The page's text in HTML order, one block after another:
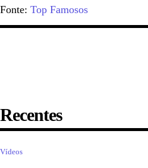
Fonte: Top Famosos
Recentes
Vídeos